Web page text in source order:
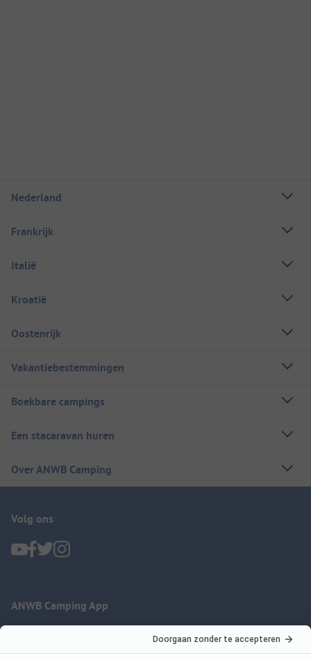
Nederland
Frankrijk
Italië
Kroatië
Oostenrijk
Vakantiebestemmingen
Boekbare campings
Een stacaravan huren
Over ANWB Camping
Volg ons
ANWB Camping App